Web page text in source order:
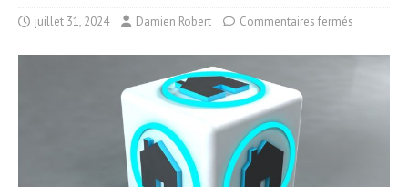
juillet 31, 2024 Damien Robert Commentaires fermés